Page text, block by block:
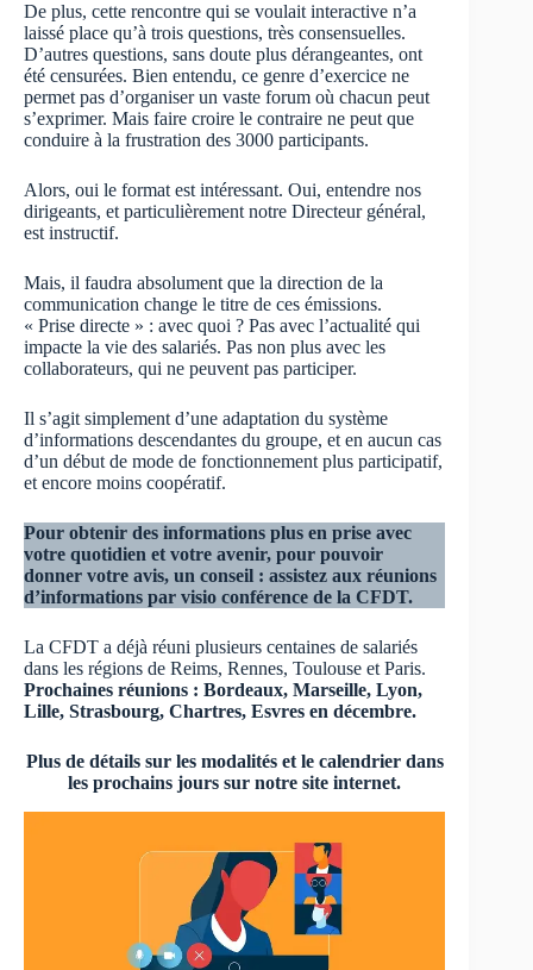
De plus, cette rencontre qui se voulait interactive n’a
laissé place qu’à trois questions, très consensuelles.
D’autres questions, sans doute plus dérangeantes, ont
été censurées. Bien entendu, ce genre d’exercice ne
permet pas d’organiser un vaste forum où chacun peut
s’exprimer. Mais faire croire le contraire ne peut que
conduire à la frustration des 3000 participants.
Alors, oui le format est intéressant. Oui, entendre nos
dirigeants, et particulièrement notre Directeur général,
est instructif.
Mais, il faudra absolument que la direction de la
communication change le titre de ces émissions.
« Prise directe » : avec quoi ? Pas avec l’actualité qui
impacte la vie des salariés. Pas non plus avec les
collaborateurs, qui ne peuvent pas participer.
Il s’agit simplement d’une adaptation du système
d’informations descendantes du groupe, et en aucun cas
d’un début de mode de fonctionnement plus participatif,
et encore moins coopératif.
Pour obtenir des informations plus en prise avec
votre quotidien et votre avenir, pour pouvoir
donner votre avis, un conseil : assistez aux réunions
d’informations par visio conférence de la CFDT.
La CFDT a déjà réuni plusieurs centaines de salariés
dans les régions de Reims, Rennes, Toulouse et Paris.
Prochaines réunions : Bordeaux, Marseille, Lyon,
Lille, Strasbourg, Chartres, Esvres en décembre.
Plus de détails sur les modalités et le calendrier dans
les prochains jours sur notre site internet.